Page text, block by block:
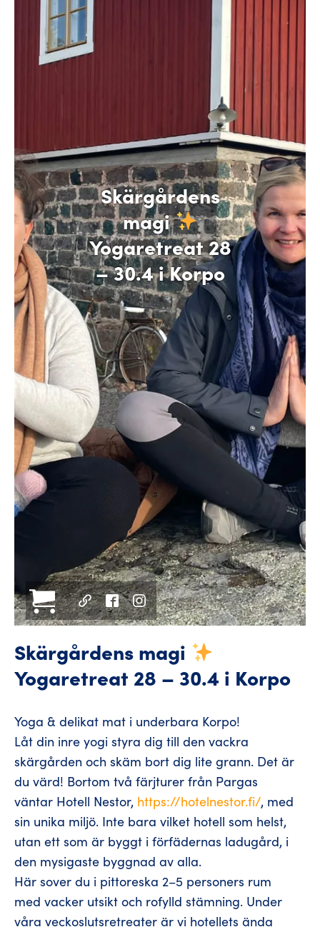
Skärgårdens
magi
Yogaretreat 28
– 30.4 i Korpo
Skärgårdens magi
Yogaretreat 28 – 30.4 i Korpo
Yoga & delikat mat i underbara Korpo!
Låt din inre yogi styra dig till den vackra
skärgården och skäm bort dig lite grann. Det är
du värd! Bortom två färjturer från Pargas
väntar Hotell Nestor, https://hotelnestor.fi/, med
sin unika miljö. Inte bara vilket hotell som helst,
utan ett som är byggt i förfädernas ladugård, i
den mysigaste byggnad av alla.
Här sover du i pittoreska 2–5 personers rum
med vacker utsikt och rofylld stämning. Under
våra veckoslutsretreater är vi hotellets ända